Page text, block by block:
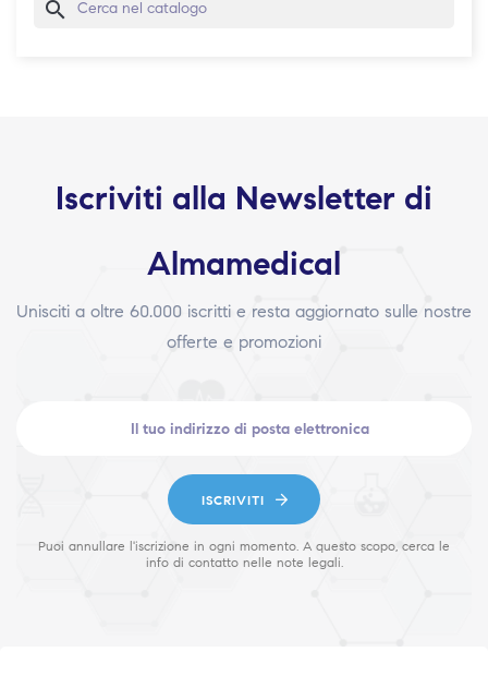
search
Iscriviti alla Newsletter di
Almamedical
Unisciti a oltre 60.000 iscritti e resta aggiornato sulle nostre
offerte e promozioni
ISCRIVITI
Puoi annullare l'iscrizione in ogni momento. A questo scopo, cerca le
info di contatto nelle note legali.